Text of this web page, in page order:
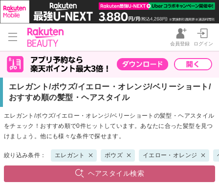
会員登録 ログイン
エレガント/ボウズ/イエロー・オレンジ/ベリーショート/
おすすめ順の髪型・ヘアスタイル
エレガント/ボウズ/イエロー・オレンジ/ベリーショートの髪型・ヘアスタイル
をチェック！おすすめ順で0件ヒットしています。あなたに合った髪型を見つ
けましょう。他にも様々な条件で探せます。
絞り込み条件： エレガント ボウズ イエロー・オレンジ
ヘアスタイル検索